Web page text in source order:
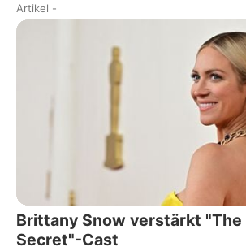
Artikel -
Brittany Snow verstärkt "The
Secret"-Cast